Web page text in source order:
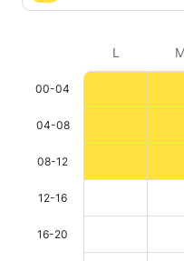
L
00-04
04-08
08-12
12-16
16-20